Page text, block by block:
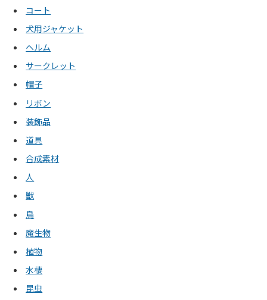
コート
犬用ジャケット
ヘルム
サークレット
帽子
リボン
装飾品
道具
合成素材
人
獣
鳥
魔生物
植物
水棲
昆虫